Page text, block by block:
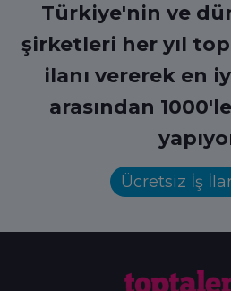
Türkiye'nin ve
şirketleri her yıl
ilanı vererek en
arasından
Ücretsiz İş